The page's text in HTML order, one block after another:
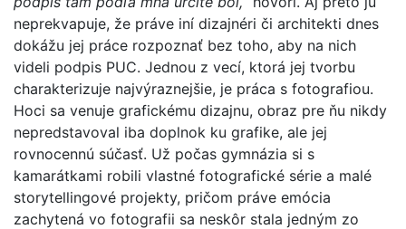
neprekvapuje, že práve iní dizajnéri či architekti dnes
dokážu jej práce rozpoznať bez toho, aby na nich
videli podpis PUC. Jednou z vecí, ktorá jej tvorbu
charakterizuje najvýraznejšie, je práca s fotografiou.
Hoci sa venuje grafickému dizajnu, obraz pre ňu nikdy
nepredstavoval iba doplnok ku grafike, ale jej
rovnocennú súčasť. Už počas gymnázia si s
kamarátkami robili vlastné fotografické série a malé
storytellingové projekty, pričom práve emócia
zachytená vo fotografii sa neskôr stala jedným zo